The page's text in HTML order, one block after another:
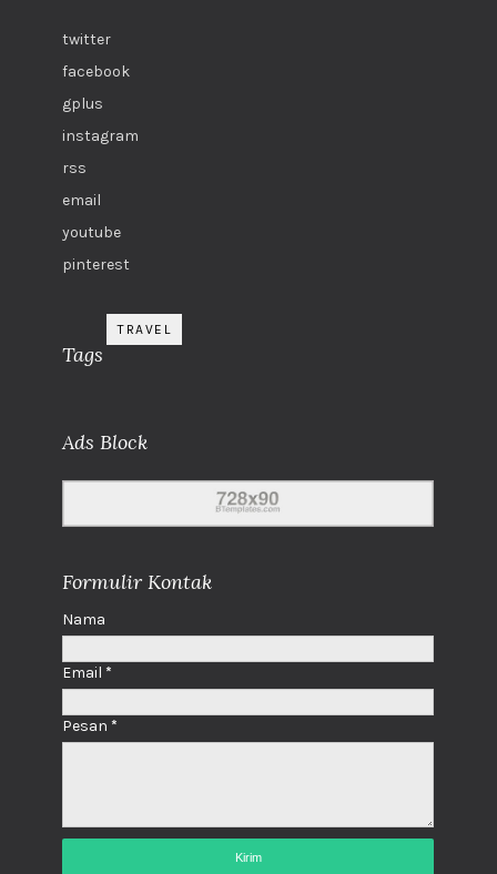
twitter
facebook
gplus
instagram
rss
email
youtube
pinterest
Tags
TRAVEL
Ads Block
Formulir Kontak
Nama
Email *
Pesan *